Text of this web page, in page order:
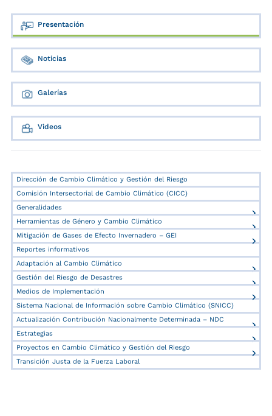
Presentación
Noticias
Galerías
Videos
Dirección de Cambio Climático y Gestión del Riesgo
Comisión Intersectorial de Cambio Climático (CICC)
Generalidades
Herramientas de Género y Cambio Climático
Mitigación de Gases de Efecto Invernadero – GEI
Reportes informativos
Adaptación al Cambio Climático
Gestión del Riesgo de Desastres
Medios de Implementación
Sistema Nacional de Información sobre Cambio Climático (SNICC)
Actualización Contribución Nacionalmente Determinada – NDC
Estrategias
Proyectos en Cambio Climático y Gestión del Riesgo
Transición Justa de la Fuerza Laboral